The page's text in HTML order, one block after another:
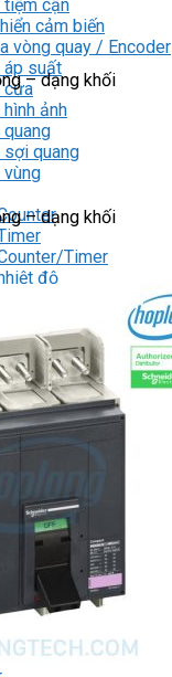
tiệm cận
cảm biến
vòng quay / Encoder
áp suất
cửa
ảnh
quang
sợi quang
vùng
Timer
độ
xung/ tốc độ
hiển thị số
gian
dẫn
gian
vệ động cơ 3P
CẮT
SERVO
DC
– dạng khối
– dạng khối